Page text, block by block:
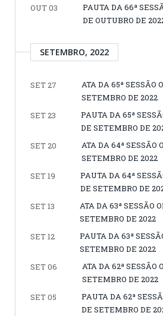
OUT 03
PAUTA DA 66ª
DE OUTUBRO DE
SETEMBRO, 2022
SET 27
ATA DA 65ª SESSÃO
SETEMBRO DE 2022
SET 23
PAUTA DA 65ª
DE SETEMBRO DE
SET 20
ATA DA 64ª SESSÃO
SETEMBRO DE 2022
SET 19
PAUTA DA 64ª
DE SETEMBRO DE
SET 13
ATA DA 63ª SESSÃO
SETEMBRO DE 2022
SET 12
PAUTA DA 63ª
SETEMBRO DE 2022
SET 06
ATA DA 62ª SESSÃO
SETEMBRO DE 2022
SET 05
PAUTA DA 62ª
DE SETEMBRO DE